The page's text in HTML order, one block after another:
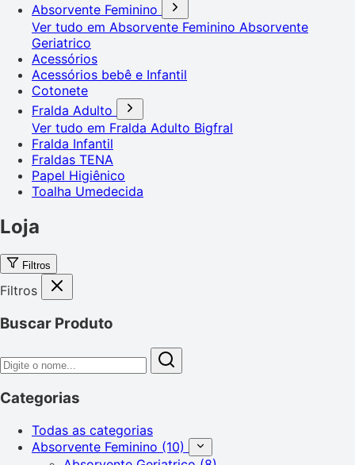
Absorvente Feminino
Ver tudo em Absorvente Feminino Absorvente
Geriatrico
Acessórios
Acessórios bebê e Infantil
Cotonete
Fralda Adulto
Ver tudo em Fralda Adulto Bigfral
Fralda Infantil
Fraldas TENA
Papel Higiênico
Toalha Umedecida
Loja
Filtros
Filtros
Buscar Produto
Categorias
Todas as categorias
Absorvente Feminino (10)